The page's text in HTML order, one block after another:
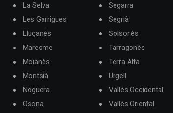
La Selva
Les Garrigues
Lluçanès
Maresme
Moianès
Montsià
Noguera
Osona
Segarra
Segrià
Solsonès
Tarragonès
Terra Alta
Urgell
Vallès Occidental
Vallès Oriental